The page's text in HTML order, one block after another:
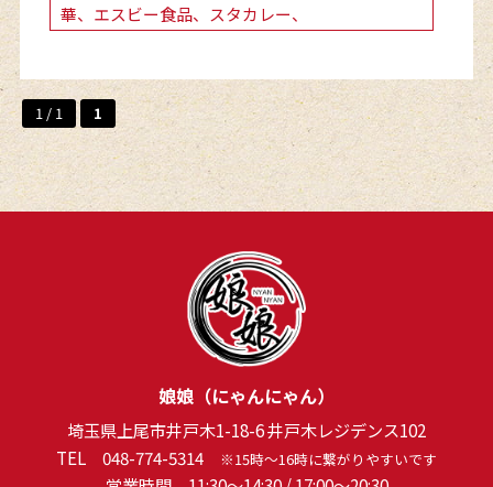
華、エスビー食品、スタカレー、
1 / 1 1
娘娘（にゃんにゃん）
埼玉県上尾市井戸木1-18-6 井戸木レジデンス102
TEL 048-774-5314 ※15時～16時に繋がりやすいです